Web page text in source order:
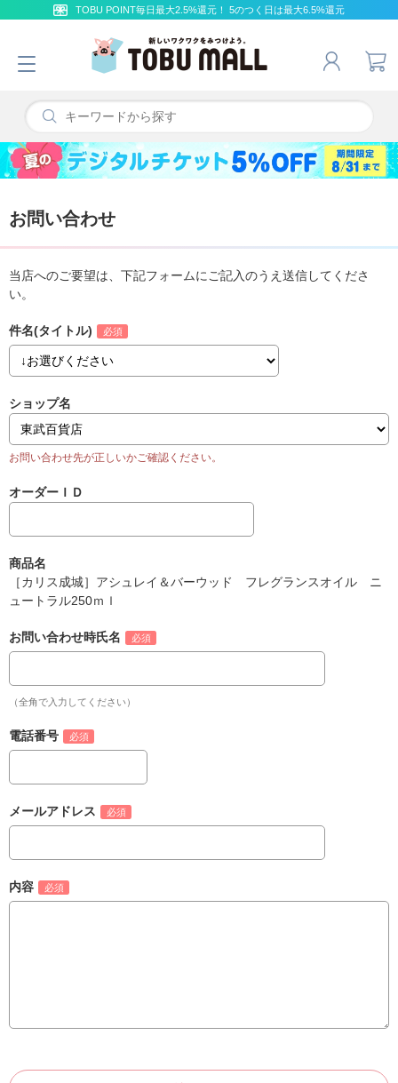
TOBU POINT毎日最大2.5%還元！ 5のつく日は最大6.5%還元
お問い合わせ
当店へのご要望は、下記フォームにご記入のうえ送信してくださ
い。
件名(タイトル)
ショップ名
オーダーＩＤ
商品名
［カリス成城］アシュレイ＆バーウッド フレグランスオイル ニ
ュートラル250ｍｌ
お問い合わせ時氏名
（全角で入力してください）
電話番号
メールアドレス
内容